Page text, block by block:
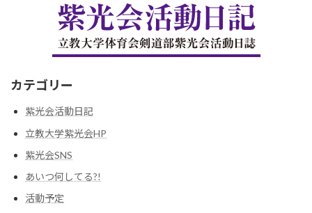
カテゴリー
紫光会活動日記
立教大学紫光会HP
紫光会SNS
あいつ何してる?!
活動予定